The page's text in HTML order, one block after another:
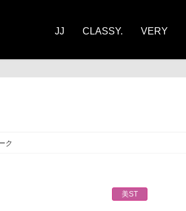
JJ CLASSY. VERY
ク
美ST